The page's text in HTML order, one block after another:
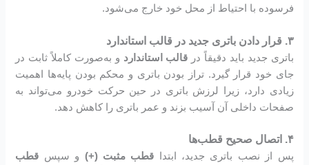
فرسوده با احتیاط از محل خود خارج می‌شود.
۳. قرار دادن باتری جدید در قالب استاندارد
باتری جدید باید دقیقاً در قالب استاندارد و به‌صورت کاملاً ثابت در
جای خود قرار گیرد. تراز بودن باتری و محکم بودن پایه‌ها اهمیت
زیادی دارد، زیرا لرزش باتری در حین حرکت خودرو می‌تواند به
صفحات داخلی آن آسیب بزند و عمر باتری را کاهش دهد.
۴. اتصال صحیح قطب‌ها
پس از نصب باتری جدید، ابتدا قطب مثبت (+) و سپس قطب